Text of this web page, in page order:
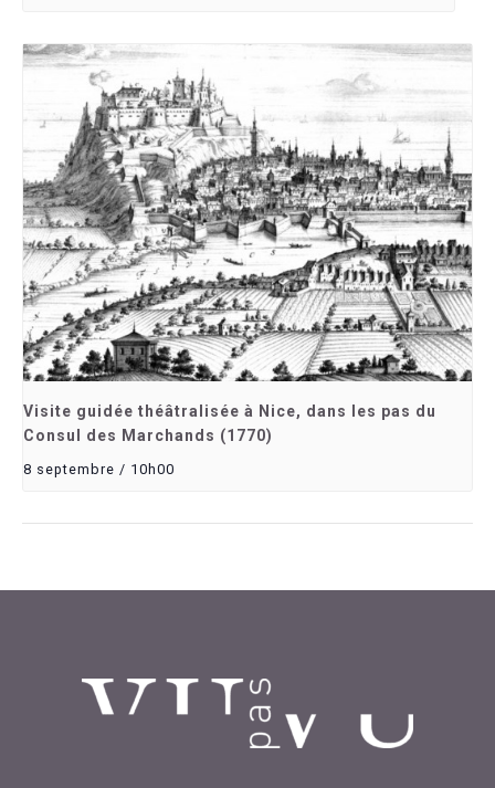
Visite guidée théâtralisée à Nice, dans les pas du
Consul des Marchands (1770)
8 septembre / 10h00